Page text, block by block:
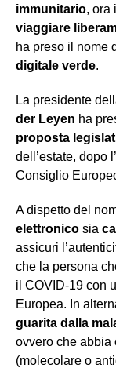
immunitario, ora
viaggiare
ha preso il nome
digitale verde.
La presidente
der Leyen ha
proposta
dell’estate, dopo
Consiglio
A dispetto del
elettronico sia
assicuri
che la persona
il COVID-19 con
Europea. In
guarita dalla
ovvero che abbia
(molecolare o